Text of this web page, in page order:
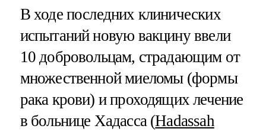
В ходе последних клинических
испытаний новую вакцину ввели
10 добровольцам, страдающим от
множественной миеломы (формы
рака крови) и проходящих лечение
в больнице Хадасса (Hadassah